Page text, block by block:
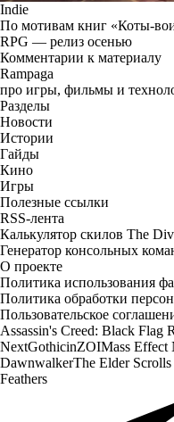
Indie
По мотивам книг «Коты-
RPG — релиз осенью
Комментарии к материалу
Rampaga
про игры, фильмы и
Разделы
Новости
Истории
Гайды
Кино
Игры
Полезные ссылки
RSS-лента
Калькулятор скилов The
Генератор консольных
О проекте
Политика использования
Политика обработки
Пользовательское
Assassin's Creed: Black Flag
NextGothicinZOIMass
DawnwalkerThe Elder
Feathers